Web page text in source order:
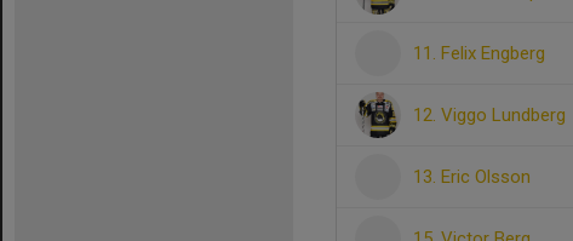
11. Felix Engberg
12. Viggo Lundberg
13. Eric Olsson